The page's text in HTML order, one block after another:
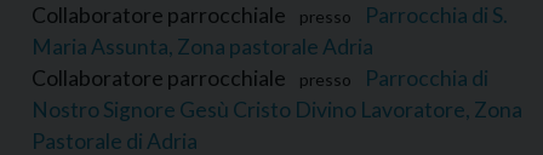
Collaboratore parrocchiale presso
Parrocchia di S.
Maria Assunta, Zona pastorale Adria
Collaboratore parrocchiale
presso
Parrocchia di
Nostro Signore Gesù Cristo Divino Lavoratore, Zona
Pastorale di Adria